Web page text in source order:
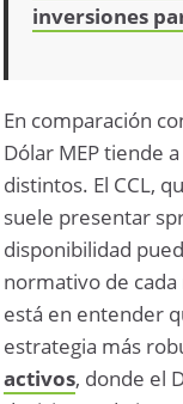
inversiones
En comparación
Dólar MEP tiende
distintos. El CCL,
suele presentar
disponibilidad
normativo de cada
está en entender
estrategia más
activos, donde el